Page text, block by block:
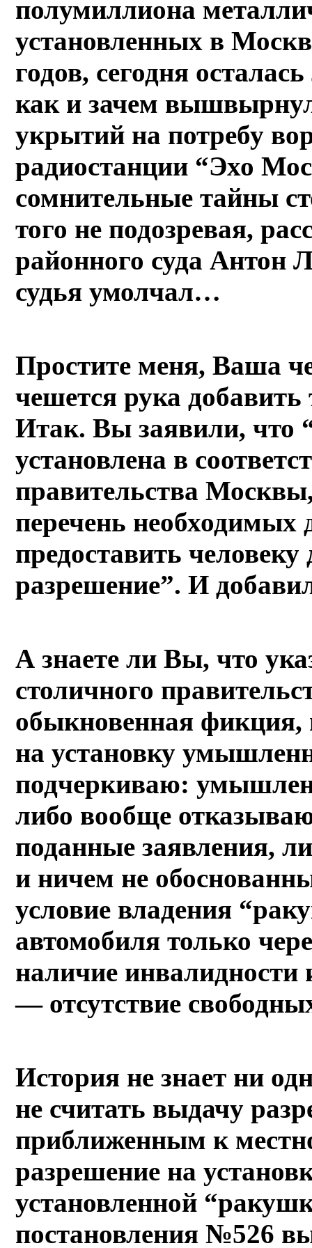
полумиллиона
установленных в
годов, сегодня
как и зачем
укрытий на потребу
радиостанции “Эхо
сомнительные тайны
того не подозревая,
районного суда Антон
судья умолчал…
Простите меня, Ваша
чешется рука
Итак. Вы заявили, что
установлена в
правительства
перечень необходимых
предоставить
разрешение”. И
А знаете ли Вы, что
столичного
обыкновенная фикция,
на установку
подчеркиваю:
либо вообще
поданные заявления,
и ничем не
условие владения
автомобиля только
наличие
— отсутствие
История не знает ни
не считать выдачу
приближенным к
разрешение на
установленной
постановления №526